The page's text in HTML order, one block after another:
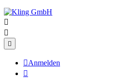



Anmelden
